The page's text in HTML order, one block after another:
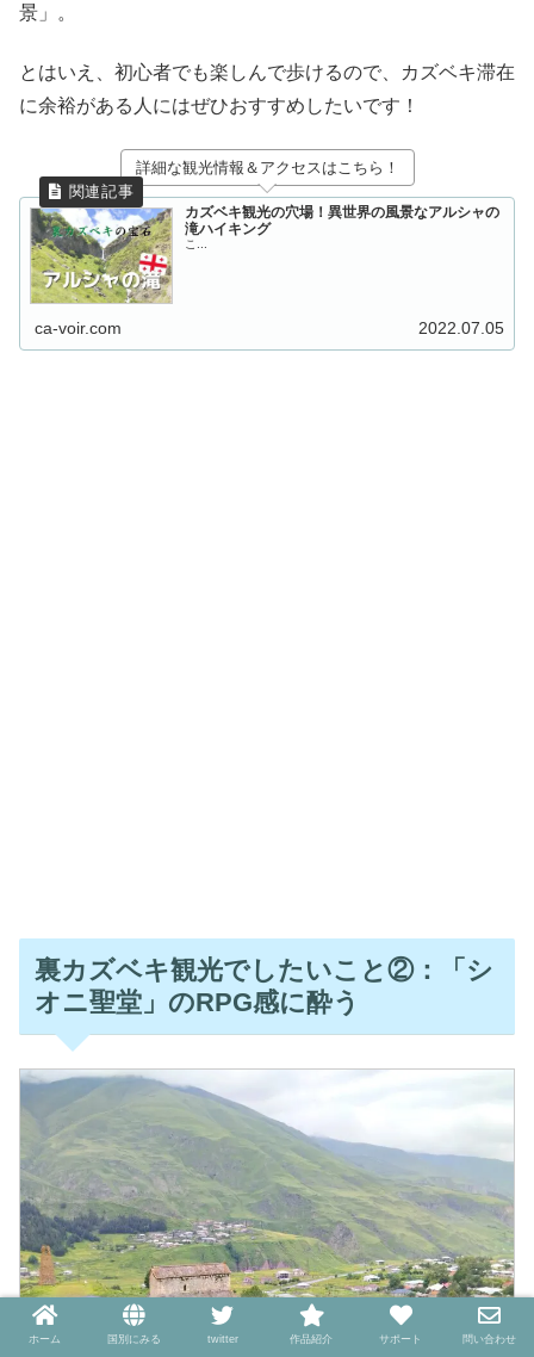
景」。
とはいえ、初心者でも楽しんで歩けるので、カズベキ滞在
に余裕がある人にはぜひおすすめしたいです！
詳細な観光情報＆アクセスはこちら！
カズベキ観光の穴場！異世界の風景なアルシャの
滝ハイキング
こ...
ca-voir.com 2022.07.05
裏カズベキ観光でしたいこと②：「シ
オニ聖堂」のRPG感に酔う
ホーム 国別にみる twitter 作品紹介 サポート 問い合わせ